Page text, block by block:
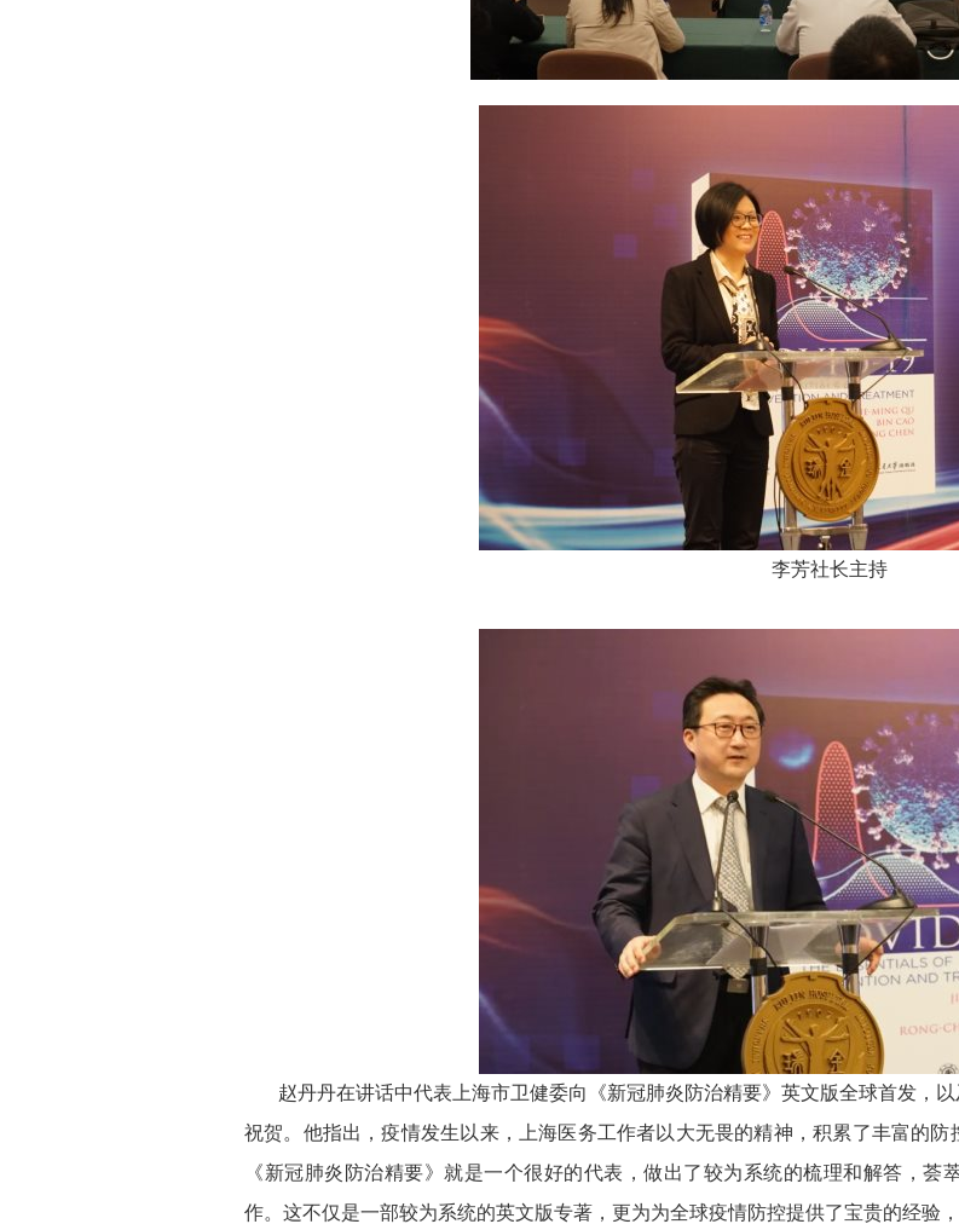
李芳社长主持
赵丹丹在讲话中代表上海市卫健委向《新冠肺炎防治精要》英文版全球首发，
祝贺。他指出，疫情发生以来，上海医务工作者以大无畏的精神，积累了丰富的防
《新冠肺炎防治精要》就是一个很好的代表，做出了较为系统的梳理和解答，
作。这不仅是一部较为系统的英文版专著，更为为全球疫情防控提供了宝贵的经验